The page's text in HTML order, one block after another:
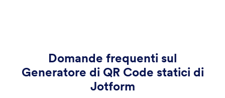
newsletter, aiutando a promuovere efficacemente la
vostra causa.
Domande frequenti sul
Generatore di QR Code statici di
Jotform